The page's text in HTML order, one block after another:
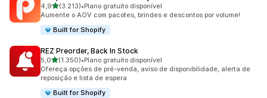
4,9de 5 estrelas
(3.213)
3213 avaliações ao todo
•Plano gratuito disponível
Aumente o AOV com pacotes, brindes e descontos por volume!
Built for Shopify
REZ Preorder, Back In Stock
5,0de 5 estrelas
(1.350)
1350 avaliações ao todo
•Plano gratuito disponível
Ofereça opções de pré-venda, aviso de disponibilidade, alerta de
reposição e lista de espera
Built for Shopify